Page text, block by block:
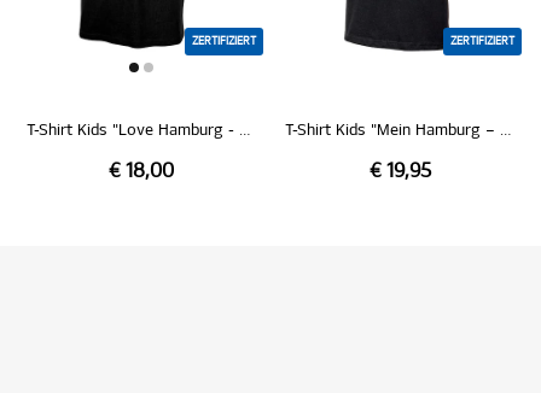
ZERTIFIZIERT
T-Shirt Kids "Love Hamburg - Hate Racism"
€ 18,00
ZERTIFIZIERT
T-Shirt Kids "Mein Hamburg – Abschlach!“
€ 19,95